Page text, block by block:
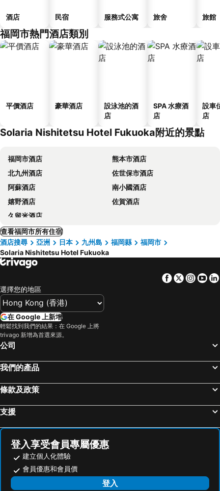
酒店 民宿 服務式公寓 旅舍 旅館
福岡市熱門酒店類別
平價酒店 豪華酒店
設泳池的酒
店
SPA 水療酒
店
設車
店
Solaria Nishitetsu Hotel Fukuoka附近的景點
福岡市酒店
熊本市酒店
北九州酒店
佐世保市酒店
阿蘇酒店
南小國酒店
嬉野酒店
佐賀酒店
久留米酒店
查看福岡市所有住宿
酒店搜尋
亞洲 日本 九州島 福岡縣
福岡市
Solaria Nishitetsu Hotel Fukuoka
Facebook
Twitter
選擇您的地區
在 Google 上新增
輕鬆找到我們的結果：在 Google 上將
trivago 新增為首選來源。
公司
我們的產品
條款及政策
支援
登入享受會員專屬優惠
建立個人化體驗
會員優惠和會員價
登入